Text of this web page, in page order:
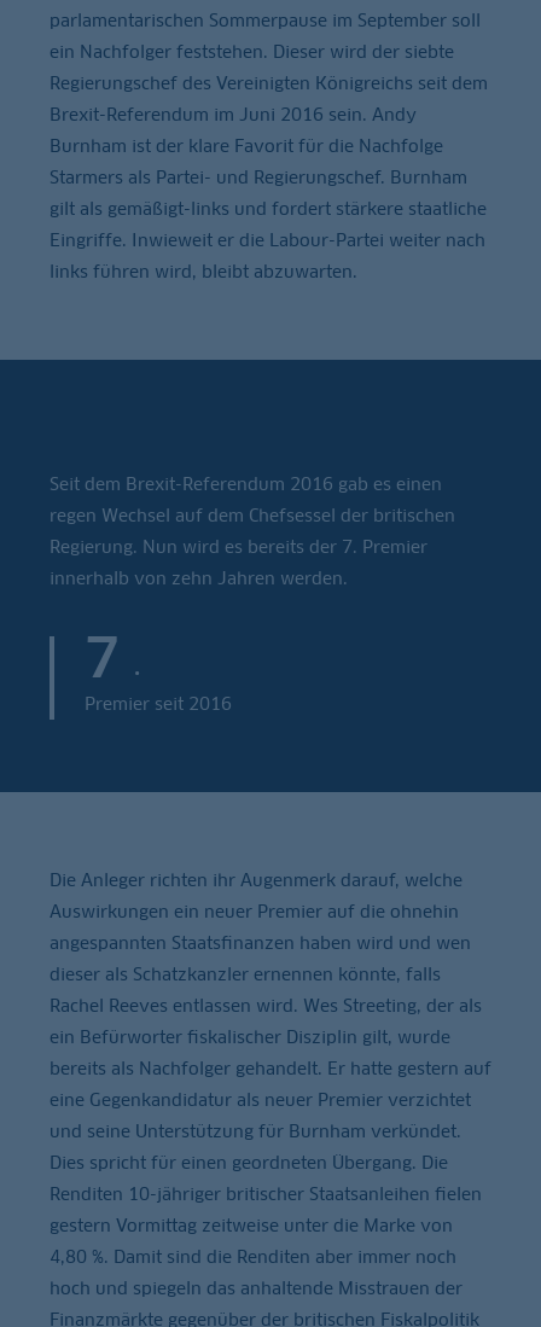
parlamentarischen Sommerpause im September soll
ein Nachfolger feststehen. Dieser wird der siebte
Regierungschef des Vereinigten Königreichs seit dem
Brexit-Referendum im Juni 2016 sein. Andy
Burnham ist der klare Favorit für die Nachfolge
Starmers als Partei- und Regierungschef. Burnham
gilt als gemäßigt-links und fordert stärkere staatliche
Eingriffe. Inwieweit er die Labour-Partei weiter nach
links führen wird, bleibt abzuwarten.
Seit dem Brexit-Referendum 2016 gab es einen
regen Wechsel auf dem Chefsessel der britischen
Regierung. Nun wird es bereits der 7. Premier
innerhalb von zehn Jahren werden.
7 .
Premier seit 2016
Die Anleger richten ihr Augenmerk darauf, welche
Auswirkungen ein neuer Premier auf die ohnehin
angespannten Staatsfinanzen haben wird und wen
dieser als Schatzkanzler ernennen könnte, falls
Rachel Reeves entlassen wird. Wes Streeting, der als
ein Befürworter fiskalischer Disziplin gilt, wurde
bereits als Nachfolger gehandelt. Er hatte gestern auf
eine Gegenkandidatur als neuer Premier verzichtet
und seine Unterstützung für Burnham verkündet.
Dies spricht für einen geordneten Übergang. Die
Renditen 10-jähriger britischer Staatsanleihen fielen
gestern Vormittag zeitweise unter die Marke von
4,80 %. Damit sind die Renditen aber immer noch
hoch und spiegeln das anhaltende Misstrauen der
Finanzmärkte gegenüber der britischen Fiskalpolitik